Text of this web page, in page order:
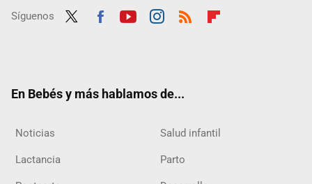
Síguenos
En Bebés y más hablamos de...
Noticias Salud infantil
Lactancia Parto